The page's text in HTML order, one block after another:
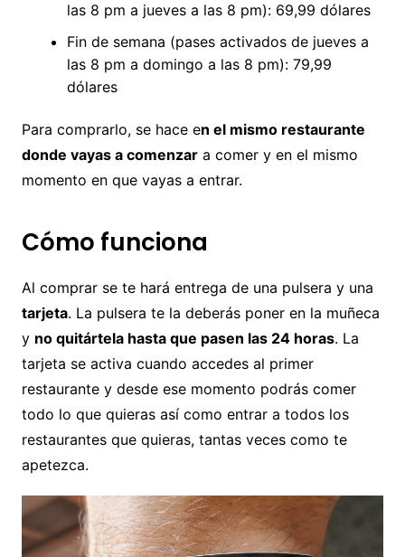
las 8 pm a jueves a las 8 pm): 69,99 dólares
Fin de semana (pases activados de jueves a
las 8 pm a domingo a las 8 pm): 79,99
dólares
Para comprarlo, se hace en el mismo restaurante
donde vayas a comenzara comer y en el mismo
momento en que vayas a entrar.
Cómo funciona
Al comprar se te hará entrega de una pulsera y una
tarjeta. La pulsera te la deberás poner en la muñeca
y no quitártela hasta que pasen las 24 horas. La
tarjeta se activa cuando accedes al primer
restaurante y desde ese momento podrás comer
todo lo que quieras así como entrar a todos los
restaurantes que quieras, tantas veces como te
apetezca.